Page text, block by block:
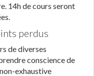
14h de cours seront
perdus
de diverses
conscience de
exhaustive